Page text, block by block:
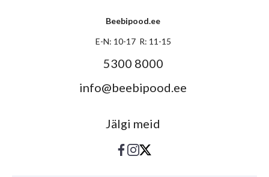
Beebipood.ee
E-N: 10-17 R: 11-15
5300 8000
info@beebipood.ee
Jälgi meid